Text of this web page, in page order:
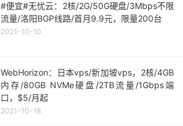
#便宜#无忧云：2核/2G/50G硬盘/3Mbps不限
流量/洛阳BGP线路/首月9.9元，限量200台
2021-10-10
WebHorizon：日本vps/新加坡vps，2核/4GB
内存/80GB NVMe硬盘/2TB流量/1Gbps端
口，$5/月起
2021-10-18